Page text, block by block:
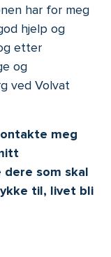
har for meg
hjelp og
etter
og
ved Volvat
meg
som skal
til, livet bli